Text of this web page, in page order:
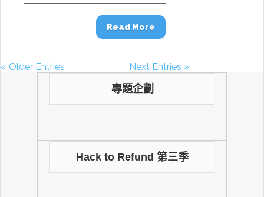
Read More
« Older Entries Next Entries »
專題企劃
Hack to Refund 第三季